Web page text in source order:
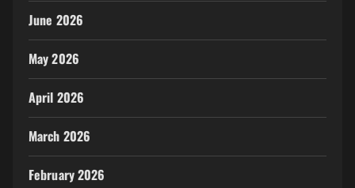
June 2026
May 2026
April 2026
March 2026
February 2026